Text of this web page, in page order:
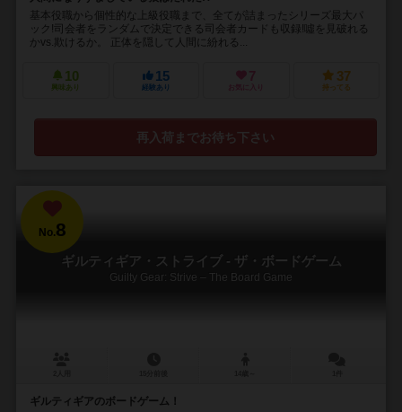
基本役職から個性的な上級役職まで、全てが詰まったシリーズ最大パ
ック!司会者をランダムで決定できる司会者カードも収録!噓を見破れる
かvs.欺けるか。 正体を隠して人間に紛れる...
10
興味あり
15
経験あり
7
お気に入り
37
持ってる
再入荷までお待ち下さい
No.8
ギルティギア・ストライブ - ザ・ボードゲーム
Guilty Gear: Strive – The Board Game
ギルティギアのボードゲーム！